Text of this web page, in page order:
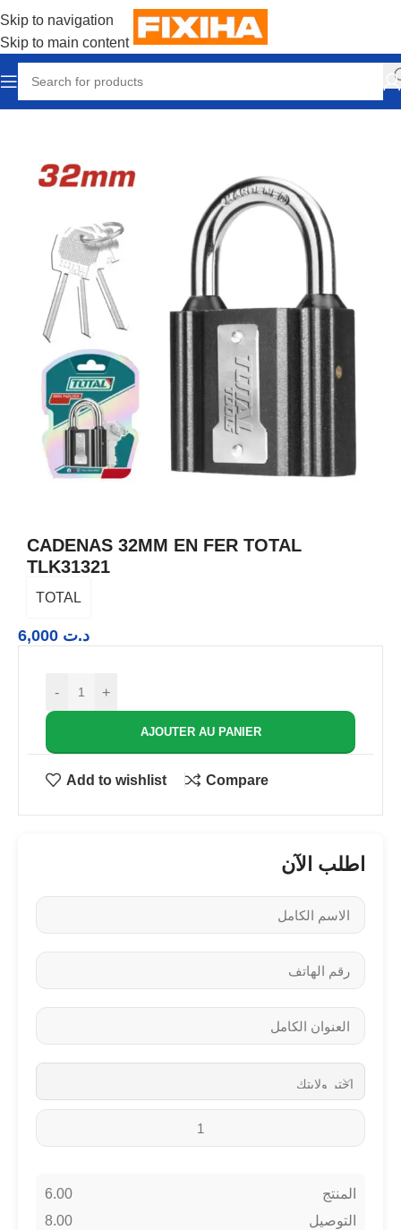
Skip to navigation
Skip to main content
Accueil/Outillages & Equipements
CADENAS 32MM EN FER TOTAL
TLK31321
TOTAL
د.ت
- +
AJOUTER AU PANIER
Add to wishlist Compare
اطلب الآن
المنتج
6.00
التوصيل
8.00